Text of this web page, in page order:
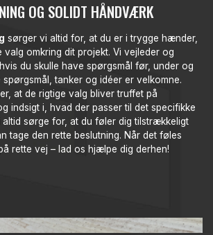
OG SOLIDT HÅNDVÆRK
sørger vi altid for, at du er i trygge hænder,
valg omkring dit projekt. Vi vejleder og
du skulle have spørgsmål før, under og
tanker og idéer er velkomne.
at de rigtige valg bliver truffet på
indsigt i, hvad der passer til det specifikke
sørge for, at du føler dig tilstrækkeligt
tage den rette beslutning. Når det føles
rette vej – lad os hjælpe dig derhen!